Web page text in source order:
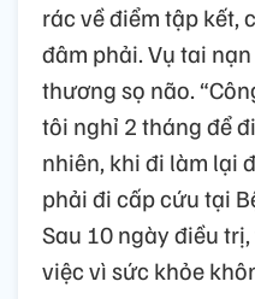
rác về điểm tập kết,
đâm phải. Vụ tai
thương sọ não.
tôi nghỉ 2 tháng để
nhiên, khi đi làm lại
phải đi cấp cứu tại
Sau 10 ngày điều
việc vì sức khỏe